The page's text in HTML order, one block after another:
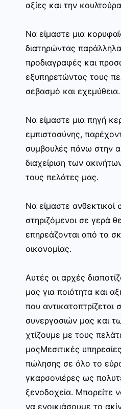
αξίες και την
Να είμαστε μια
διατηρώντας
προδιαγραφές και
εξυπηρετώντας τους
σεβασμό και εχεμύθεια.
Να είμαστε μια πηγή
εμπιστοσύνης,
συμβουλές πάνω στην
διαχείριση των
τους πελάτες μας.
Να είμαστε ανθεκτικοί
στηριζόμενοι σε γερά
επηρεάζονται από τα
οικονομίας.
Αυτές οι αρχές
μας για ποιότητα και
που
συνεργασιών μας και
χτίζουμε με τους
μαςΜεσιτικές
πώλησης σε όλο το
γκαρσονιέρες ως
ξενοδοχεία. Μπορείτε
να ενοικιάσουμε το